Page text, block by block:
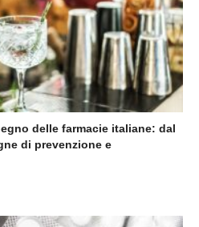
delle farmacie italiane: dal
di prevenzione e